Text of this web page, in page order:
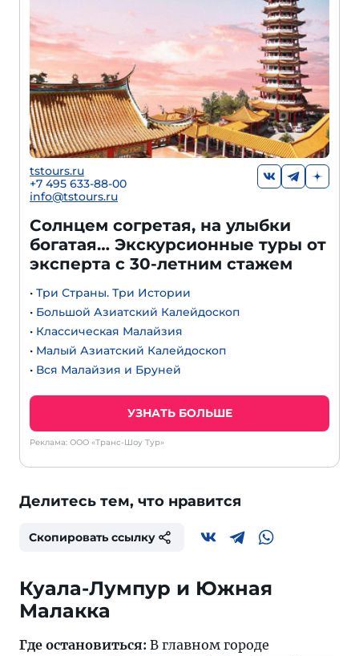
tstours.ru
+7 495 633-88-00
info@tstours.ru
Солнцем согретая, на улыбки
богатая… Экскурсионные туры от
эксперта с 30-летним стажем
• Три Страны. Три Истории
• Большой Азиатский Калейдоскоп
• Классическая Малайзия
• Малый Азиатский Калейдоскоп
• Вся Малайзия и Бруней
УЗНАТЬ БОЛЬШЕ
Реклама: ООО «Транс-Шоу Тур»
Делитесь тем, что нравится
Скопировать ссылку
Куала-Лумпур и Южная
Малакка
Где остановиться: В главном городе